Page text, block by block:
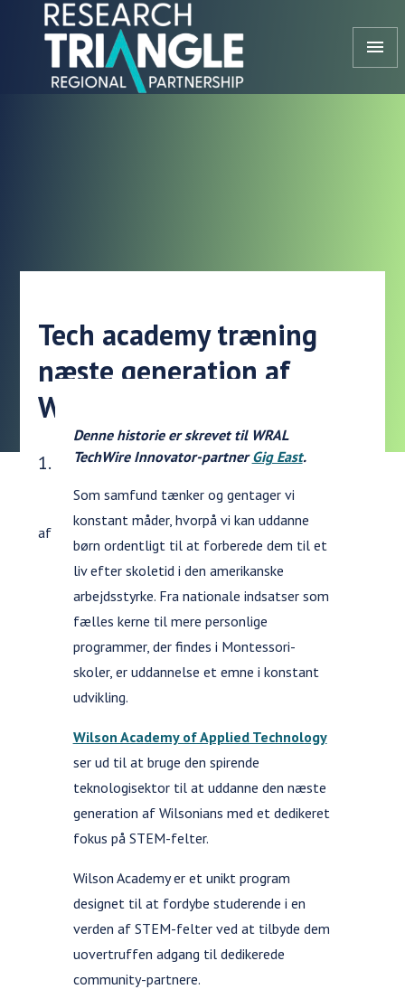
Gå til indhold
menu
Tech academy træning
næste generation af
Wilsonians
Udgivelsesdato:
1. april 2019
af Curtis Sprung — 26. marts 2019.
Denne historie er skrevet til WRAL
TechWire Innovator-partnerGig East.
Som samfund tænker og gentager vi
konstant måder, hvorpå vi kan uddanne
børn ordentligt til at forberede dem til et
liv efter skoletid i den amerikanske
arbejdsstyrke. Fra nationale indsatser som
fælles kerne til mere personlige
programmer, der findes i Montessori-
skoler, er uddannelse et emne i konstant
udvikling.
Wilson Academy of Applied Technology
ser ud til at bruge den spirende
teknologisektor til at uddanne den næste
generation af Wilsonians med et dedikeret
fokus på STEM-felter.
Wilson Academy er et unikt program
designet til at fordybe studerende i en
verden af STEM-felter ved at tilbyde dem
uovertruffen adgang til dedikerede
community-partnere.